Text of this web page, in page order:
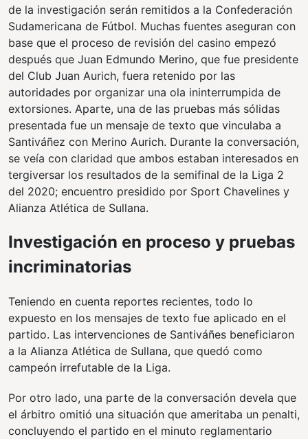
de la investigación serán remitidos a la Confederación
Sudamericana de Fútbol. Muchas fuentes aseguran con
base que el proceso de revisión del casino empezó
después que Juan Edmundo Merino, que fue presidente
del Club Juan Aurich, fuera retenido por las
autoridades por organizar una ola ininterrumpida de
extorsiones. Aparte, una de las pruebas más sólidas
presentada fue un mensaje de texto que vinculaba a
Santiváñez con Merino Aurich. Durante la conversación,
se veía con claridad que ambos estaban interesados en
tergiversar los resultados de la semifinal de la Liga 2
del 2020; encuentro presidido por Sport Chavelines y
Alianza Atlética de Sullana.
Investigación en proceso y pruebas
incriminatorias
Teniendo en cuenta reportes recientes, todo lo
expuesto en los mensajes de texto fue aplicado en el
partido. Las intervenciones de Santiváñes beneficiaron
a la Alianza Atlética de Sullana, que quedó como
campeón irrefutable de la Liga.
Por otro lado, una parte de la conversación devela que
el árbitro omitió una situación que ameritaba un penalti,
concluyendo el partido en el minuto reglamentario